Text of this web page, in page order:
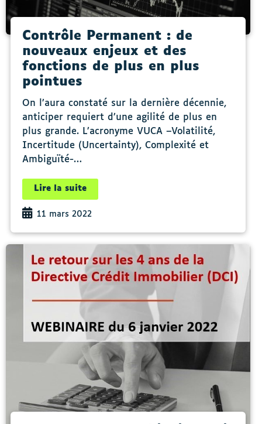
Contrôle Permanent : de
nouveaux enjeux et des
fonctions de plus en plus
pointues
On l’aura constaté sur la dernière décennie,
anticiper requiert d’une agilité de plus en
plus grande. L’acronyme VUCA –Volatilité,
Incertitude (Uncertainty), Complexité et
Ambiguïté-…
Lire la suite
11 mars 2022